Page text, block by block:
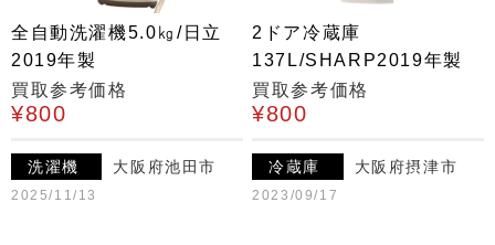
全自動洗濯機5.0㎏/日立
2019年製
買取参考価格
¥800
洗濯機 大阪府池田市
2025/11/13
2ドア冷蔵庫
137L/SHARP2019年製
買取参考価格
¥800
冷蔵庫 大阪府摂津市
2023/09/17